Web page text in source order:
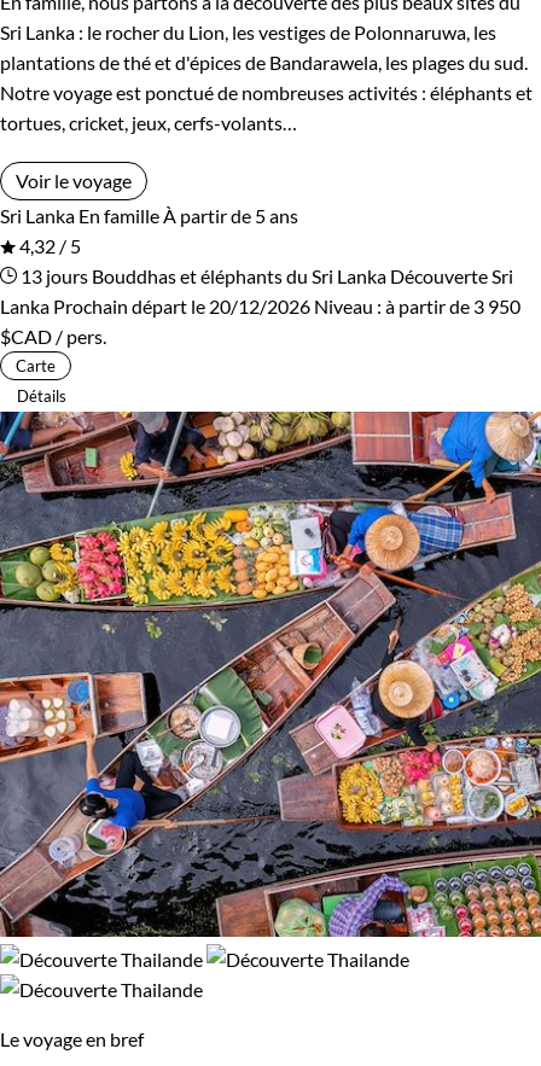
Rwanda Salvador
Seychelles
Sri Lanka
Turquie
Vietnam
Sri Lanka : le rocher du Lion, les vestiges de Polonnaruwa, les
plantations de thé et d'épices de Bandarawela, les plages du sud.
Notre voyage est ponctué de nombreuses activités : éléphants et
tortues, cricket, jeux, cerfs-volants…
Voir le voyage
Sri Lanka En famille À partir de 5 ans
4,32 / 5
13 jours Bouddhas et éléphants du Sri Lanka Découverte Sri
Lanka Prochain départ le 20/12/2026 Niveau : à partir de 3 950
$CAD / pers.
Carte
Détails
Le voyage en bref